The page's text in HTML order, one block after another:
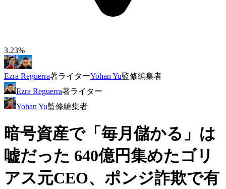
3.23%
Ezra Reguerra著ライターYohan Yu監修編集者
Ezra Reguerra著ライター
Yohan Yu監修編集者
暗号資産で「毎月儲かる」は
嘘だった 640億円集めたゴリ
アス元CEO、ポンジ詐欺で有